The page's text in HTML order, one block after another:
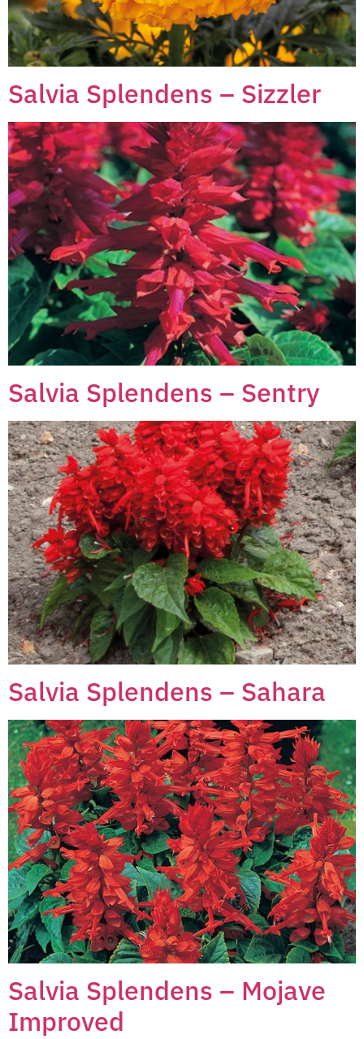
Salvia Splendens – Sizzler
Salvia Splendens – Sentry
Salvia Splendens – Sahara
Salvia Splendens – Mojave
Improved